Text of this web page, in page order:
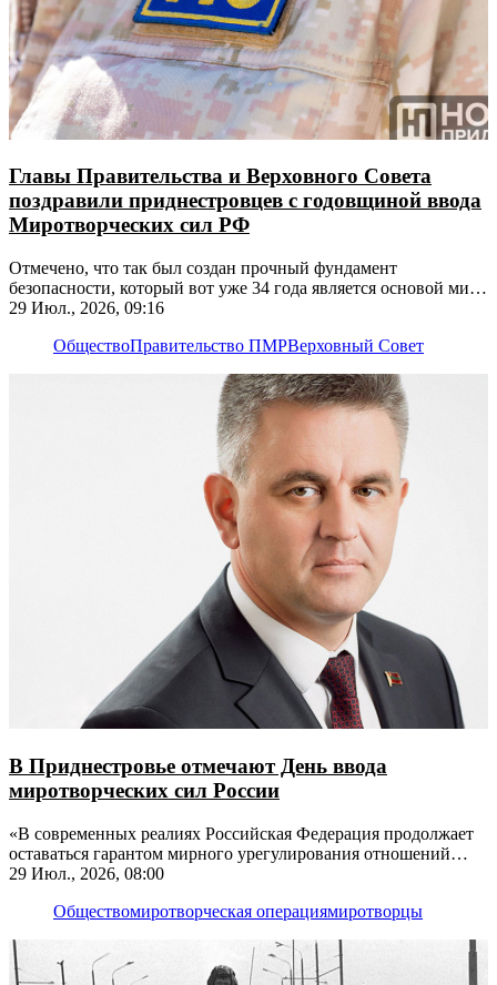
Главы Правительства и Верховного Совета
поздравили приднестровцев с годовщиной ввода
Миротворческих сил РФ
Отмечено, что так был создан прочный фундамент
безопасности, который вот уже 34 года является основой мира
на берегах Днестра
29 Июл., 2026, 09:16
ОбществоПравительство ПМРВерховный Совет
В Приднестровье отмечают День ввода
миротворческих сил России
«В современных реалиях Российская Федерация продолжает
оставаться гарантом мирного урегулирования отношений
между Молдовой и Приднестровьем», - отметил Президент
29 Июл., 2026, 08:00
Обществомиротворческая операциямиротворцы